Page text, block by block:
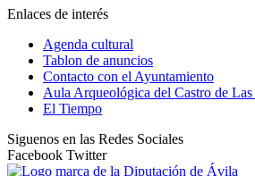
Enlaces de interés
Agenda cultural
Tablon de anuncios
Contacto con el Ayuntamiento
Aula Arqueológica del Castro de Las
El Tiempo
Siguenos en las Redes Sociales
Facebook Twitter